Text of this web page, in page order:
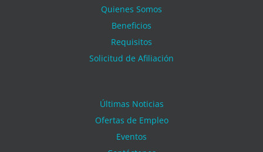
Quienes Somos
Beneficios
Requisitos
Solicitud de Afiliación
Últimas Noticias
Ofertas de Empleo
Eventos